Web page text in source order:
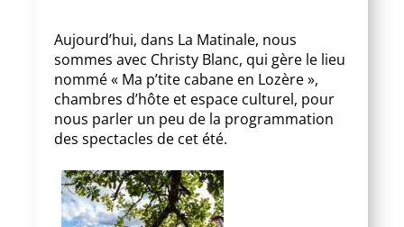
Aujourd’hui, dans La Matinale, nous
sommes avec Christy Blanc, qui gère le lieu
nommé « Ma p’tite cabane en Lozère »,
chambres d’hôte et espace culturel, pour
nous parler un peu de la programmation
des spectacles de cet été.